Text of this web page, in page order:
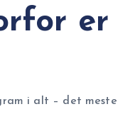
er
i alt – det meste